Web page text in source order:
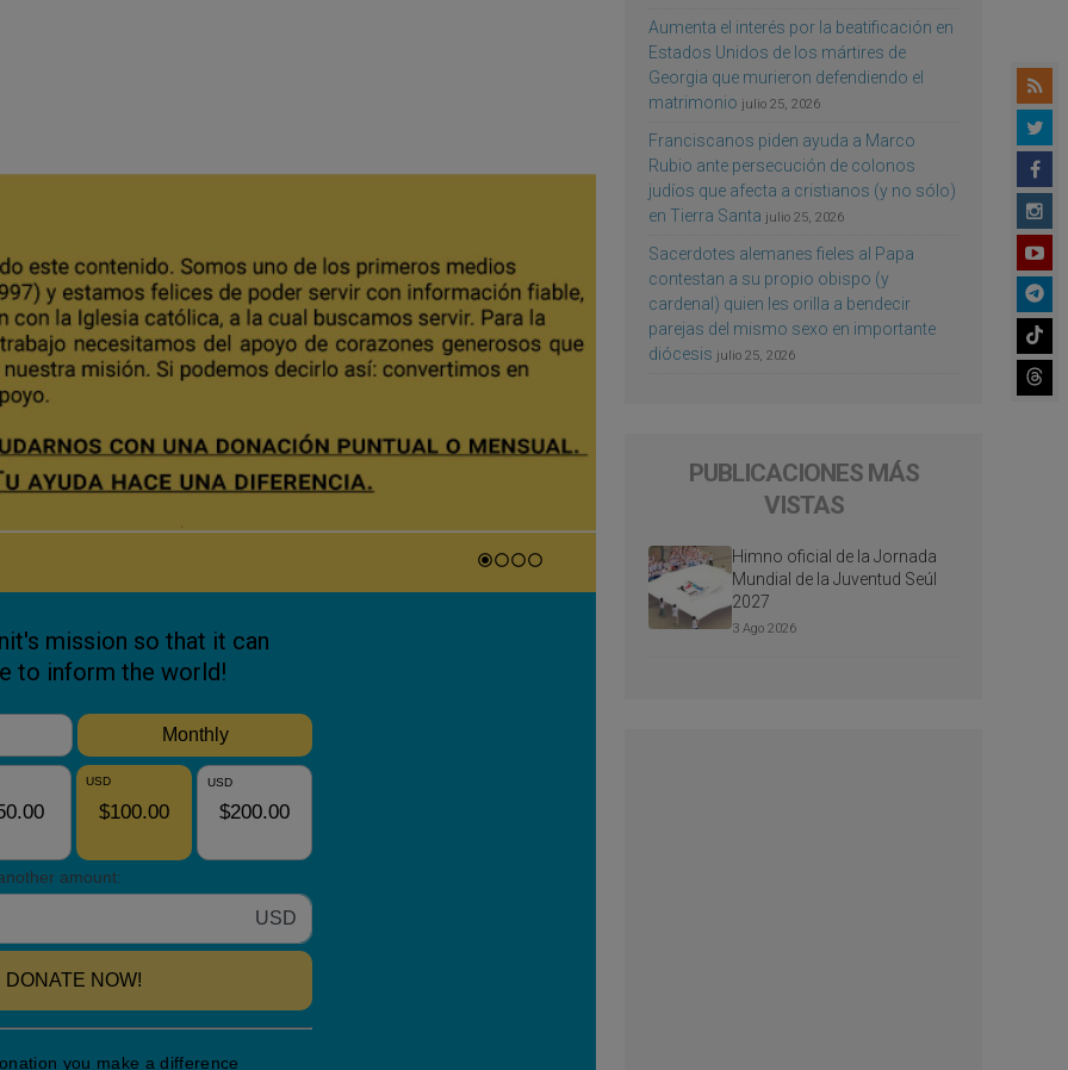
Aumenta el interés por la beatificación en
Estados Unidos de los mártires de
Georgia que murieron defendiendo el
matrimonio julio 25, 2026
Franciscanos piden ayuda a Marco
Rubio ante persecución de colonos
judíos que afecta a cristianos (y no sólo)
en Tierra Santa julio 25, 2026
Sacerdotes alemanes fieles al Papa
contestan a su propio obispo (y
cardenal) quien les orilla a bendecir
parejas del mismo sexo en importante
diócesis julio 25, 2026
PUBLICACIONES MÁS
VISTAS
Himno oficial de la Jornada
Mundial de la Juventud Seúl
2027
3 Ago 2026